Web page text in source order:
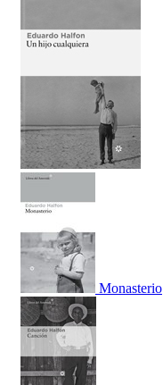
Monasterio